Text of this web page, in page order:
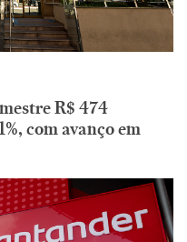
R$ 474
com avanço em